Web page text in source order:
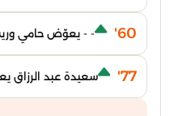
60' - - يعوّض حامي
77' سعيدة عبد الرزاق